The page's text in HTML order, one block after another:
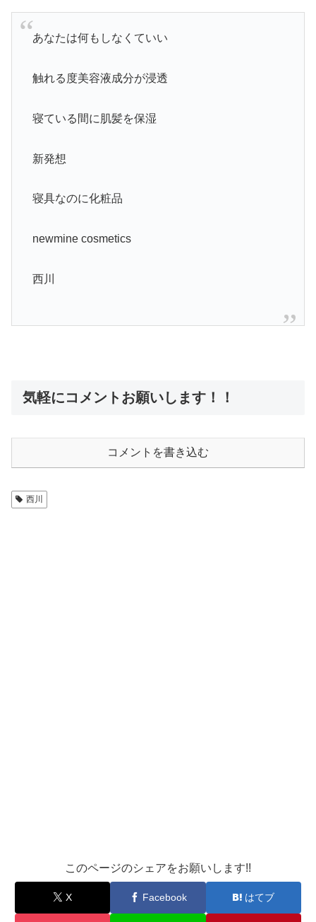
あなたは何もしなくていい
触れる度美容液成分が浸透
寝ている間に肌髪を保湿
新発想
寝具なのに化粧品
newmine cosmetics
西川
気軽にコメントお願いします！！
コメントを書き込む
西川
このページのシェアをお願いします!!
X Facebook はてブ